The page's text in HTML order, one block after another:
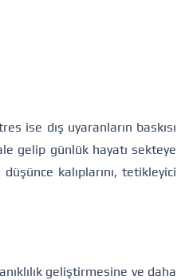
ise dış uyaranların baskısı
gelip günlük hayatı sekteye
kalıplarını, tetikleyici
geliştirmesine ve daha